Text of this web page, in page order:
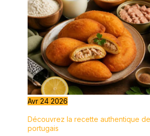
Avr 24 2026
Découvrez la recette authentique
portugais